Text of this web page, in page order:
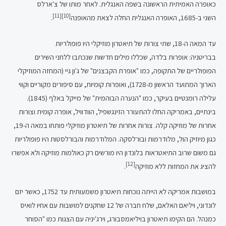
כאופרה האמיתית הראשונה בשפה האנגלית. לאחר מותו של צ'ארלס
השני ב-1685, האופרה האנגלית החלה לצאת מהאופנה
[10]
[11]
.
עד המאה ה-18, שתי צורות של תיאטרון מוזיקלי היו פופולריות
בבריטניה: אופרות בלדה, שכללו מילים חדשות שנכתבו ללחני השירים
הפופולריים של התקופה, כמו "אופרת הקבצנים" של ג'ון גיי (המחזה המוזיקלי
הארוך המתועד הראשון מ-1728), ואופרות קומיות, עם סיפורים מקוריים וקווי
עלילה רומנטיים בעיקר, כמו "הנערה הבוהמית" של מייקל באלף (1845).
בינתיים, באמריקה החלו להתעורר הזינגשפיל, הוודוויל, אופרה קומית וצורות
אחרות של מוזיקה קלה. צורות אחרות של תיאטרון מוזיקלי פותחו במאה ה-19,
כגון מיוזיק הול, מלודרמות ובורלסקה. המלודרמות והבורלסטות היו פופולריות
גם משום שרוב התיאטראות בלונדון היו מורשים רק כאולמות מוזיקה ולא אפשרו
להציג את המחזות ללא מוזיקה[12]
.
במושבות אמריקה לא הייתה נוכחות תיאטרון משמעותית עד 1752, כאשר יזם
לונדוני, ויליאם האלאם, שלח חברה של 12 שחקנים למושבות עם אחיו לואיס
כמנהל. הם הקימו תיאטרון בויליאמסבורג, וירג'יניה עם הצגות כמו "הסוחר